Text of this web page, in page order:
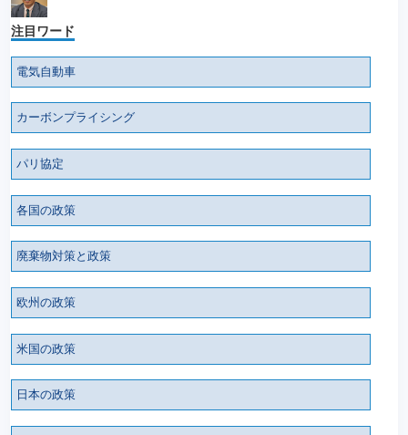
注目ワード
電気自動車
カーボンプライシング
パリ協定
各国の政策
廃棄物対策と政策
欧州の政策
米国の政策
日本の政策